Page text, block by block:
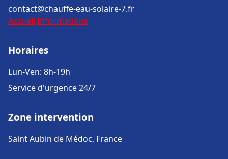
contact@chauffe-eau-solaire-7.fr
Accueil Informations
Horaires
Lun-Ven: 8h-19h
Service d'urgence 24/7
Zone intervention
Saint Aubin de Médoc, France